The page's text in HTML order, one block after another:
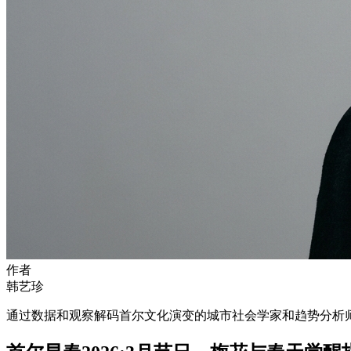
作者
韩艺珍
通过数据和观察解码首尔文化演变的城市社会学家和趋势分析